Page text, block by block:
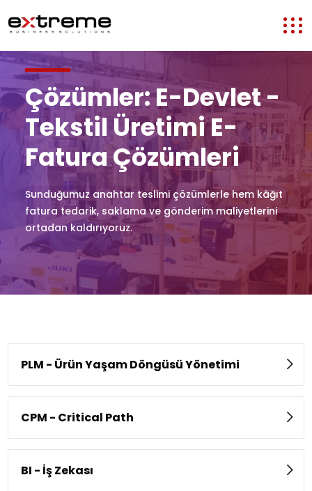
Çözümler: E-Devlet -
Tekstil Üretimi E-
Fatura Çözümleri
Sunduğumuz anahtar teslimi çözümlerle hem kâğıt
fatura tedarik, saklama ve gönderim maliyetlerini
ortadan kaldırıyoruz.
PLM - Ürün Yaşam Döngüsü Yönetimi
CPM - Critical Path
BI - İş Zekası